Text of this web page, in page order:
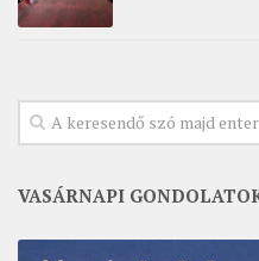
VASÁRNAPI